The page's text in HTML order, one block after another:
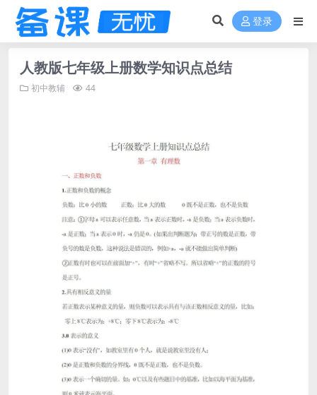
登录
人教版七年级上册数学知识点总结
初中教辅 44